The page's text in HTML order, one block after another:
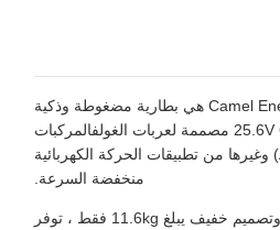
بطارية Camel Energy UT-GC2-24 هي بطارية مضغوطة وذكية
من طراز 25.6V 60Ah LiFePO4 مصممة لعربات الغولفالمركبات
ذاتية التوجيه (AGVs) وغيرها من تطبيقات الحركة الكهربائية
منخفضة السرعة.
مع طاقة طاقة 1.536kWh وتصميم خفيف يبلغ 11.6kg فقط ، توفر